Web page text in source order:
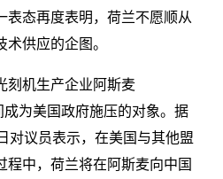
表态再度表明，荷兰不愿顺从
供应的企图。
刻机生产企业阿斯麦
成为美国政府施压的对象。据
对议员表示，在美国与其他盟
程中，荷兰将在阿斯麦向中国